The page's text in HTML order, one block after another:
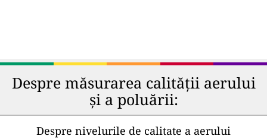
Despre măsurarea calității aerului
și a poluării:
Despre nivelurile de calitate a aerului